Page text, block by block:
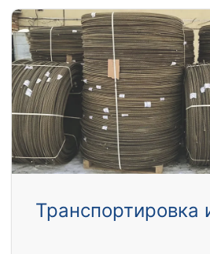
Транспортировка